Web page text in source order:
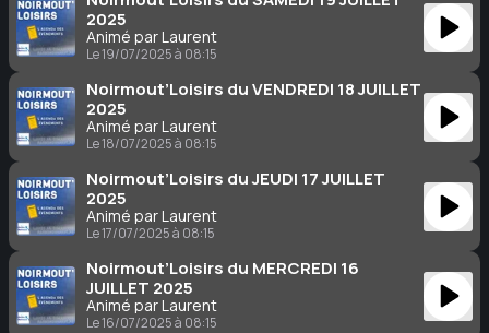
2025
Animé par Laurent
Le 19/07/2025 à 08:15
Noirmout’Loisirs du VENDREDI 18 JUILLET
2025
Animé par Laurent
Le 18/07/2025 à 08:15
Noirmout’Loisirs du JEUDI 17 JUILLET
2025
Animé par Laurent
Le 17/07/2025 à 08:15
Noirmout’Loisirs du MERCREDI 16
JUILLET 2025
Animé par Laurent
Le 16/07/2025 à 08:15